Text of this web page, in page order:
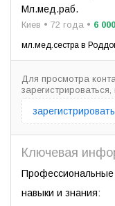
Мл.мед.раб.
Киев • 72 года • 6
мл.мед.сестра в
Для просмотра
Ключевая
Профессиональные
навыки и знания: